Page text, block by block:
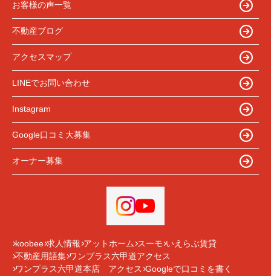
お客様の声一覧
不動産ブログ
アクセスマップ
LINEでお問い合わせ
Instagram
Google口コミ大募集
オーナー募集
koobee 求人情報 アットホーム スーモ いえらぶ賃貸
不動産用語集 ワンプラス六甲道アクセス
ワンプラス六甲道本店 アクセス Googleで口コミを書く